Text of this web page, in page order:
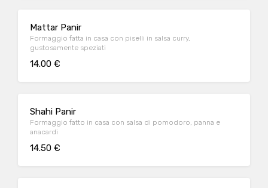
Mattar Panir
Formaggio fatta in casa con piselli in salsa curry,
gustosamente speziati
14.00 €
Shahi Panir
Formaggio fatto in casa con salsa di pomodoro, panna e
anacardi
14.50 €